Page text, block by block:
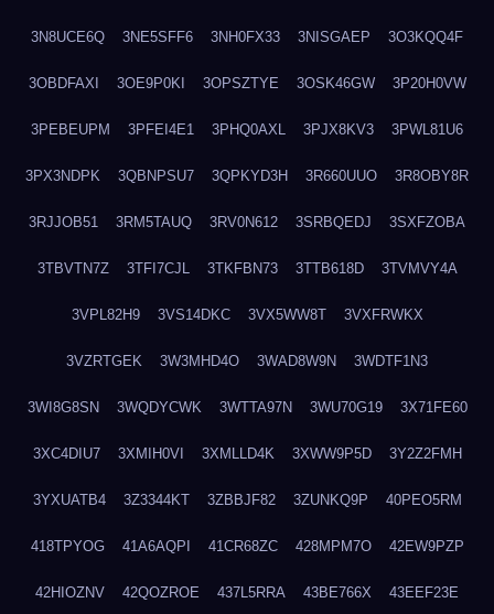
3N8UCE6Q 3NE5SFF6 3NH0FX33 3NISGAEP 3O3KQQ4F
3OBDFAXI 3OE9P0KI 3OPSZTYE 3OSK46GW 3P20H0VW
3PEBEUPM 3PFEI4E1 3PHQ0AXL 3PJX8KV3 3PWL81U6
3PX3NDPK 3QBNPSU7 3QPKYD3H 3R660UUO 3R8OBY8R
3RJJOB51 3RM5TAUQ 3RV0N612 3SRBQEDJ 3SXFZOBA
3TBVTN7Z 3TFI7CJL 3TKFBN73 3TTB618D 3TVMVY4A
3VPL82H9 3VS14DKC 3VX5WW8T 3VXFRWKX
3VZRTGEK 3W3MHD4O 3WAD8W9N 3WDTF1N3
3WI8G8SN 3WQDYCWK 3WTTA97N 3WU70G19 3X71FE60
3XC4DIU7 3XMIH0VI 3XMLLD4K 3XWW9P5D 3Y2Z2FMH
3YXUATB4 3Z3344KT 3ZBBJF82 3ZUNKQ9P 40PEO5RM
418TPYOG 41A6AQPI 41CR68ZC 428MPM7O 42EW9PZP
42HIOZNV 42QOZROE 437L5RRA 43BE766X 43EEF23E